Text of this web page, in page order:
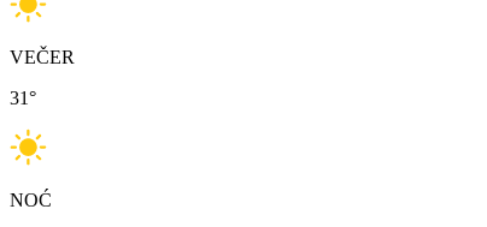
VEČER
31°
NOĆ